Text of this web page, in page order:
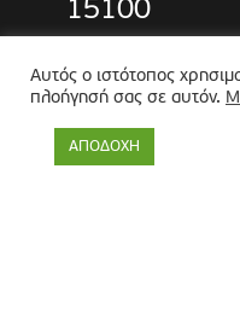
15100
Προστασίας
Αντιδήμαρχος
Θωμάς Ρουμπάκος
Αυτός ο ιστότοπος
πλοήγησή σας σε αυτόν.
ΑΠΟΔΟΧΗ